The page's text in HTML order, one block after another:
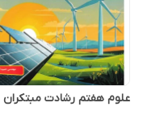
علوم هفتم رشادت مبتکران